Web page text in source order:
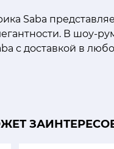
Saba
В шоу-
с доставкой в